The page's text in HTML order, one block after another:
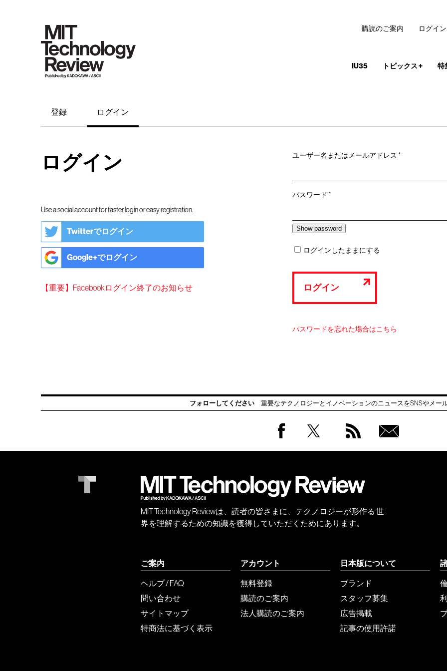
IU35 トピックス+ 特
購読のご案内 ログイン
登録 ログイン
ログイン
Use a social account for faster login or easy registration.
Twitterでログイン
Google+でログイン
【重要】Facebookログイン終了のお知らせ
ユーザー名またはメールアドレス*必
パスワード*必
ログインしたままにする
ログイン
パスワードを忘れた場合はこちら
フォローしてください 重要なテクノロジーとイノベーションのニュースをSNSやメー
会員
MIT Technology Reviewは、読者の皆さまに、テクノロジーが形作る 世
界を理解するための知識を獲得していただくためにあります。
ご案内
ヘルプ / FAQ
問い合わせ
サイトマップ
特商法に基づく表示
アカウント
無料登録
購読のご案内
法人購読のご案内
日本版について
ブランド
スタッフ募集
広告掲載
記事の使用許諾